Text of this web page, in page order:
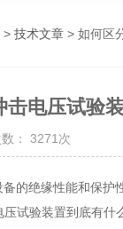
> 技术文章 > 如何区
击电压试验
： 3271次
的绝缘性能和保护
试验装置到底有什